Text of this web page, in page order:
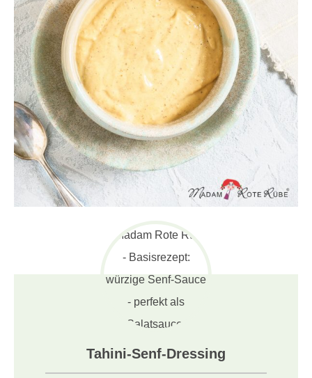
Tahini-Senf-Dressing